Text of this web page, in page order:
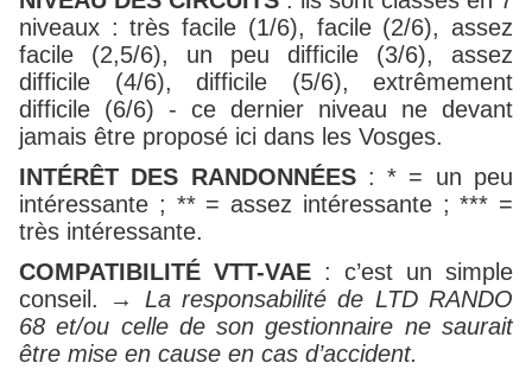
niveaux : très facile (1/6), facile (2/6), assez
facile (2,5/6), un peu difficile (3/6), assez
difficile (4/6), difficile (5/6), extrêmement
difficile (6/6) - ce dernier niveau ne devant
jamais être proposé ici dans les Vosges.
INTÉRÊT DES RANDONNÉES: * = un peu
intéressante ; ** = assez intéressante ; *** =
très intéressante.
COMPATIBILITÉ VTT-VAE : c’est un simple
conseil. → La responsabilité de LTD RANDO
68 et/ou celle de son gestionnaire ne saurait
être mise en cause en cas d’accident.